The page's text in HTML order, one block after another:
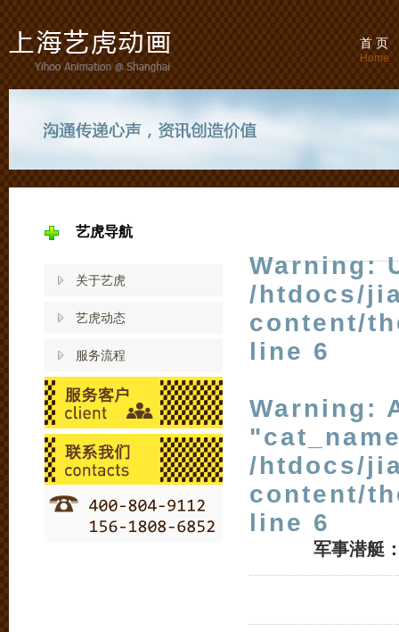
首 页
Home
艺虎导航
关于艺虎
艺虎动态
服务流程
Warning:
/htdocs/
content/
line 6
Warning:
/htdocs/
content/
line 6
军事潜艇